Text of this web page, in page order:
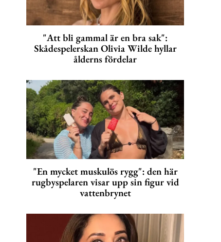
"Att bli gammal är en bra sak":
Skådespelerskan Olivia Wilde hyllar
ålderns fördelar
"En mycket muskulös rygg": den här
rugbyspelaren visar upp sin figur vid
vattenbrynet